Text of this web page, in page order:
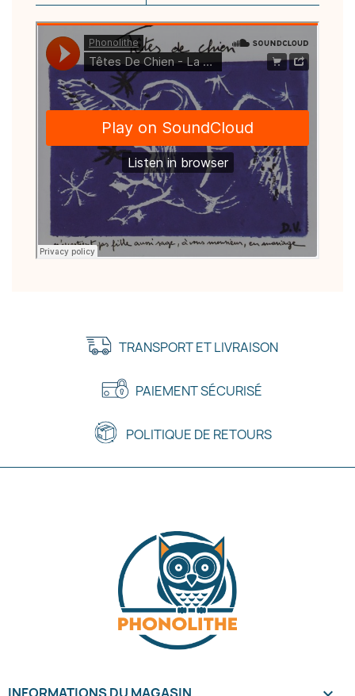
TRANSPORT ET LIVRAISON
PAIEMENT SÉCURISÉ
POLITIQUE DE RETOURS